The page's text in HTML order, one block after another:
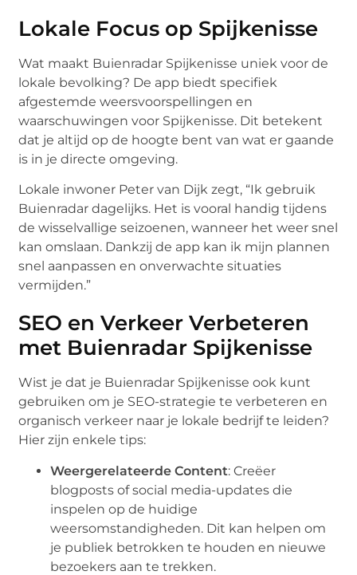
Lokale Focus op Spijkenisse
Wat maakt Buienradar Spijkenisse uniek voor de
lokale bevolking? De app biedt specifiek
afgestemde weersvoorspellingen en
waarschuwingen voor Spijkenisse. Dit betekent
dat je altijd op de hoogte bent van wat er gaande
is in je directe omgeving.
Lokale inwoner Peter van Dijk zegt, “Ik gebruik
Buienradar dagelijks. Het is vooral handig tijdens
de wisselvallige seizoenen, wanneer het weer snel
kan omslaan. Dankzij de app kan ik mijn plannen
snel aanpassen en onverwachte situaties
vermijden.”
SEO en Verkeer Verbeteren
met Buienradar Spijkenisse
Wist je dat je Buienradar Spijkenisse ook kunt
gebruiken om je SEO-strategie te verbeteren en
organisch verkeer naar je lokale bedrijf te leiden?
Hier zijn enkele tips:
Weergerelateerde Content: Creëer
blogposts of social media-updates die
inspelen op de huidige
weersomstandigheden. Dit kan helpen om
je publiek betrokken te houden en nieuwe
bezoekers aan te trekken.